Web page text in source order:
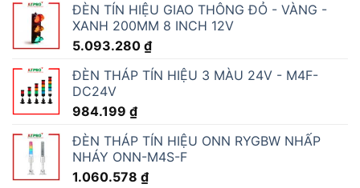
ĐÈN TÍN HIỆU GIAO THÔNG ĐỎ - VÀNG -
XANH 200MM 8 INCH 12V
5.093.280 ₫
ĐÈN THÁP TÍN HIỆU 3 MÀU 24V - M4F-
DC24V
984.199 ₫
ĐÈN THÁP TÍN HIỆU ONN RYGBW NHẤP
NHÁY ONN-M4S-F
1.060.578 ₫